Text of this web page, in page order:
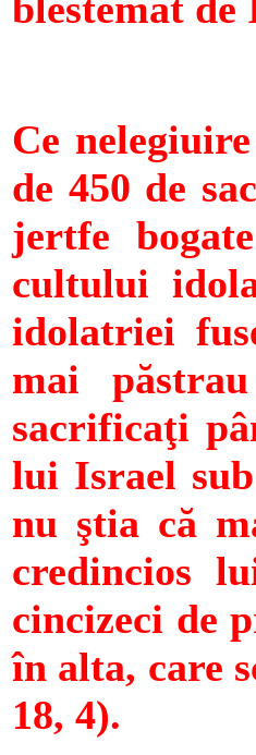
Ce
de 450 de
jertfe
cultului
idolatriei
mai
sacrificaţi
lui Israel sub
nu ştia că
credincios
cincizeci de
în alta, care
18, 4).